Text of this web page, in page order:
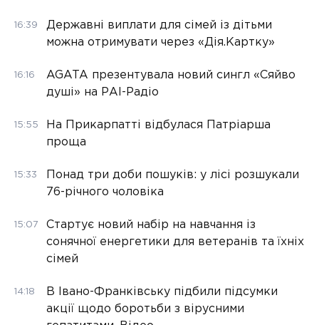
16:39
Державні виплати для сімей із дітьми
можна отримувати через «Дія.Картку»
16:16
AGATA презентувала новий сингл «Сяйво
душі» на РАІ-Радіо
15:55
На Прикарпатті відбулася Патріарша
проща
15:33
Понад три доби пошуків: у лісі розшукали
76-річного чоловіка
15:07
Стартує новий набір на навчання із
сонячної енергетики для ветеранів та їхніх
сімей
14:18
В Івано-Франківську підбили підсумки
акції щодо боротьби з вірусними